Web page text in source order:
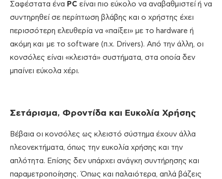
Σαφέστατα ένα PC είναι πιο εύκολο να αναβαθμιστεί ή να
συντηρηθεί σε περίπτωση βλάβης και ο χρήστης έχει
περισσότερη ελευθερία να «παίξει» με το hardware ή
ακόμη και με το software (π.χ. Drivers). Από την άλλη, οι
κονσόλες είναι «κλειστά» συστήματα, στα οποία δεν
μπαίνει εύκολα χέρι.
Σετάρισμα, Φροντίδα και Ευκολία Χρήσης
Βέβαια οι κονσόλες ως κλειστό σύστημα έχουν άλλα
πλεονεκτήματα, όπως την ευκολία χρήσης και την
απλότητα. Επίσης δεν υπάρχει ανάγκη συντήρησης και
παραμετροποίησης. Όπως και παλαιότερα, απλά βάζεις